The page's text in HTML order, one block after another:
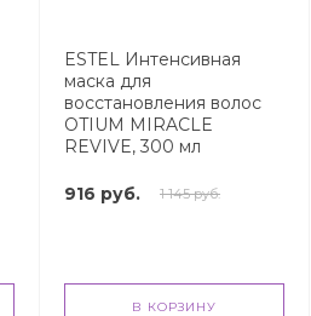
ESTEL Интенсивная
маска для
восстановления волос
OTIUM MIRACLE
REVIVE, 300 мл
916 руб. 1 145 руб.
В КОРЗИНУ